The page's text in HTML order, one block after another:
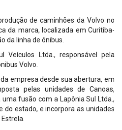
de caminhões da Volvo no
da marca, localizada em Curitiba-
da linha de ônibus.
Veículos Ltda., responsável pela
Volvo.
empresa desde sua abertura, em
pelas unidades de Canoas,
fusão com a Lapônia Sul Ltda.,
do estado, e incorpora as unidades